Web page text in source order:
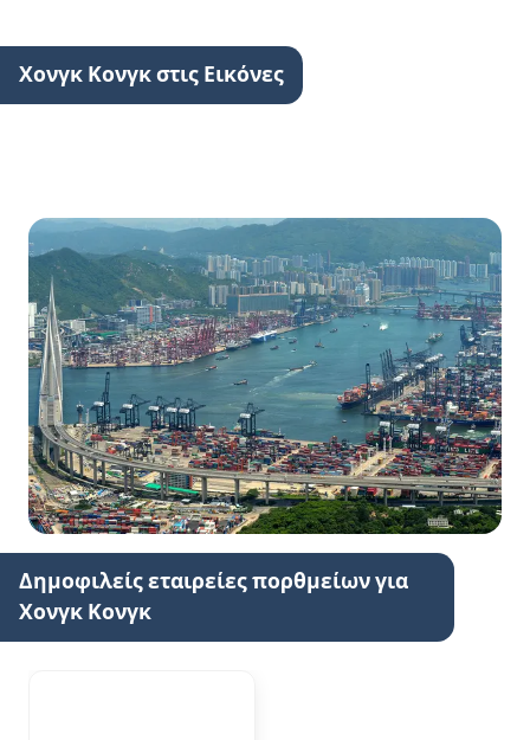
Χονγκ Κονγκ στις Εικόνες
Δημοφιλείς εταιρείες πορθμείων για
Χονγκ Κονγκ